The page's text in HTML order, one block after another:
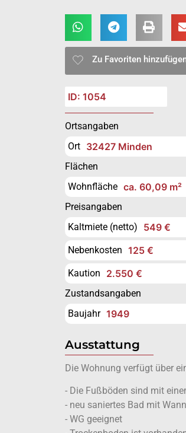
Zu Favoriten
ID: 1054
Ortsangaben
Ort
32427 Minden
Flächen
Wohnfläche ca. 60,09 m²
Preisangaben
Kaltmiete (netto)
549 €
Nebenkosten 125 €
Kaution 2.550 €
Zustandsangaben
Baujahr 1949
Ausstattung
Die Wohnung verfügt über
- Die Fußböden sind mit
- neu saniertes Bad mit
- WG geeignet